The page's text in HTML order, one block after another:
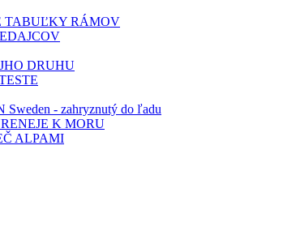
TABUĽKY RÁMOV
DRUHU
Sweden - zahryznutý do ľadu
K MORU
ALPAMI